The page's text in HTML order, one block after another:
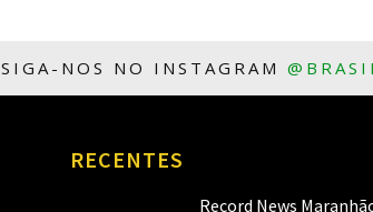
SIGA-NOS NO INSTAGRAM
RECENTES
Record News